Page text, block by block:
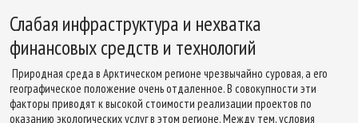
Слабая инфраструктура и нехватка
финансовых средств и технологий
Природная среда в Арктическом регионе чрезвычайно суровая, а его
географическое положение очень отдаленное. В совокупности эти
факторы приводят к высокой стоимости реализации проектов по
оказанию экологических услуг в этом регионе. Между тем, условия